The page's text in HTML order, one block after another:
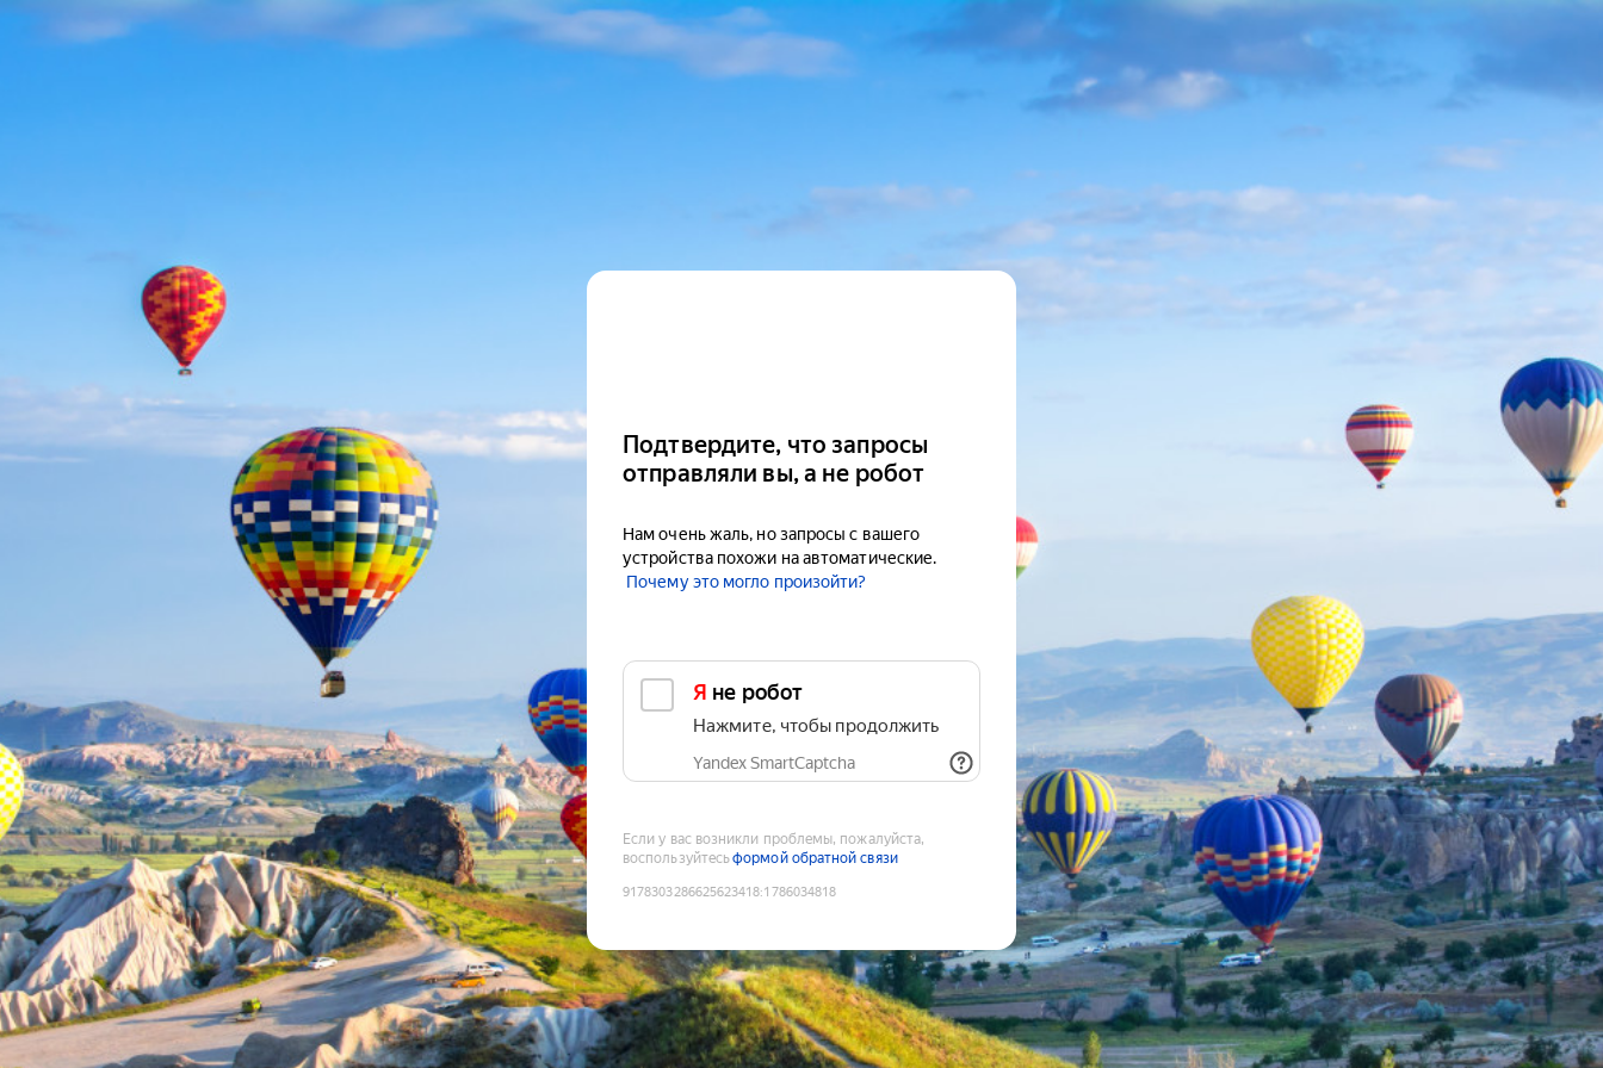
Подтвердите, что запросы
отправляли вы, а не робот
Нам очень жаль, но запросы с вашего
устройства похожи на автоматические.
Почему это могло произойти?
Я не робот
Нажмите, чтобы продолжить
Yandex SmartCaptcha
Если у вас возникли проблемы, пожалуйста,
воспользуйтесьформой обратной связи
9178303286625623418:1786034818